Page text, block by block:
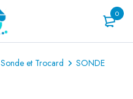
0
Sonde et Trocard
SONDE